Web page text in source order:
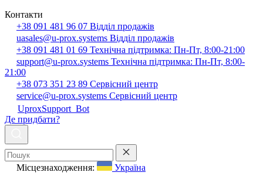
Контакти
+38 091 481 96 07 Відділ продажів
uasales@u-prox.systems Відділ продажів
+38 091 481 01 69 Технічна підтримка: Пн-Пт, 8:00-21:00
support@u-prox.systems Технічна підтримка: Пн-Пт, 8:00-
21:00
+38 073 351 23 89 Сервісний центр
service@u-prox.systems Сервісний центр
UproxSupport_Bot
Де придбати?
Місцезнаходження: Україна